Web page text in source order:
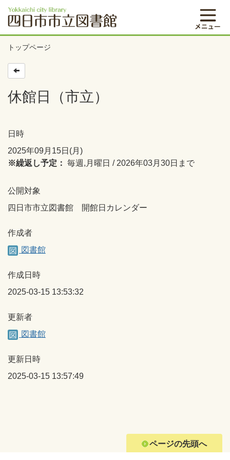
トップページ
休館日（市立）
日時
2025年09月15日(月)
※繰返し予定： 毎週,月曜日 / 2026年03月30日まで
公開対象
四日市市立図書館 開館日カレンダー
作成者
図書館
作成日時
2025-03-15 13:53:32
更新者
図書館
更新日時
2025-03-15 13:57:49
ページの先頭へ